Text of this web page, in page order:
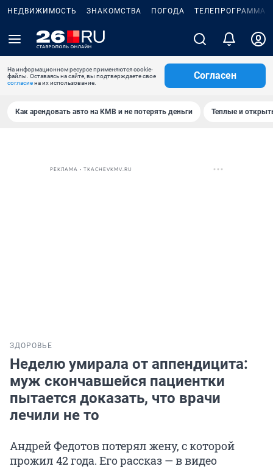
НЕДВИЖИМОСТЬ ЗНАКОМСТВА ПОГОДА ТЕЛЕПРОГРАММА
На информационном ресурсе применяются cookie-
файлы. Оставаясь на сайте, вы подтверждаете свое
согласиена их использование.
Согласен
Как арендовать авто на КМВ и не потерять деньги Теплые и
РЕКЛАМА • TKACHEVKMV.RU
ЗДОРОВЬЕ
Неделю умирала от аппендицита:
муж скончавшейся пациентки
пытается доказать, что врачи
лечили не то
Андрей Федотов потерял жену, с которой
прожил 42 года. Его рассказ — в видео